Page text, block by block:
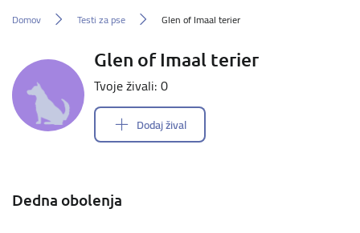
Domov Testi za pse Glen of Imaal terier
Glen of Imaal terier
Tvoje živali: 0
Dodaj žival
Dedna obolenja